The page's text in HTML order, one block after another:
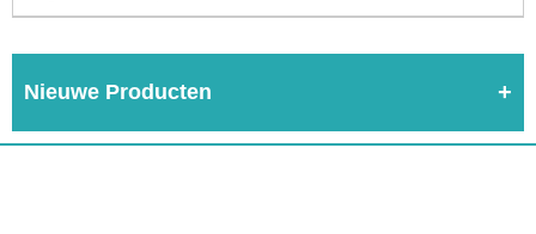
Nieuwe Producten